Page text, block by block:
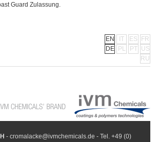
Guard Zulassung.
EN IT ES
FR
DE
PL PT
US
RU
- cromalacke@ivmchemicals.de - Tel. +49 (0)